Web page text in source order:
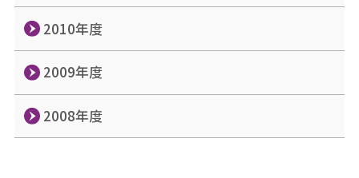
2010年度
2009年度
2008年度